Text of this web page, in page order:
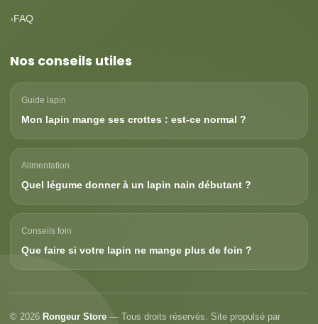
FAQ
Nos conseils utiles
Guide lapin
Mon lapin mange ses crottes : est-ce normal ?
Alimentation
Quel légume donner à un lapin nain débutant ?
Conseils foin
Que faire si votre lapin ne mange plus de foin ?
© 2026 Rongeur Store — Tous droits réservés. Site propulsé par